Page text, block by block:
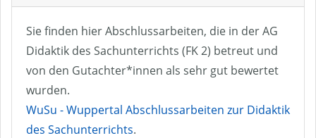
Sie finden hier Abschlussarbeiten, die in der AG
Didaktik des Sachunterrichts (FK 2) betreut und
von den Gutachter*innen als sehr gut bewertet
wurden.
WuSu - Wuppertal Abschlussarbeiten zur Didaktik
des Sachunterrichts.